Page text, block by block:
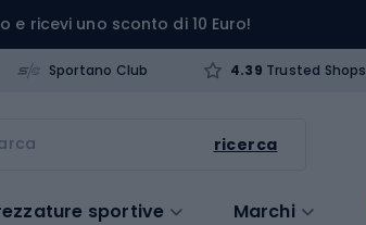
ricevi uno sconto di 10 Euro!
Sportano Club 4.39 Trusted Shops
ricerca
sportive Marchi